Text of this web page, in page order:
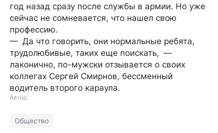
год назад сразу после службы в армии. Но уже
сейчас не сомневается, что нашел свою
профессию.
— Да что говорить, они нормальные ребята,
трудолюбивые, таких еще поискать, —
лаконично, по-мужски отзывается о своих
коллегах Сергей Смирнов, бессменный
водитель второго караула.
Автор:
Общество